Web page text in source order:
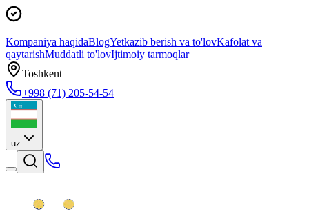
Kompaniya haqidaBlogYetkazib berish va to'lovKafolat va
qaytarishMuddatli to'lovIjtimoiy tarmoqlar
Toshkent
+998 (71) 205-54-54
uz